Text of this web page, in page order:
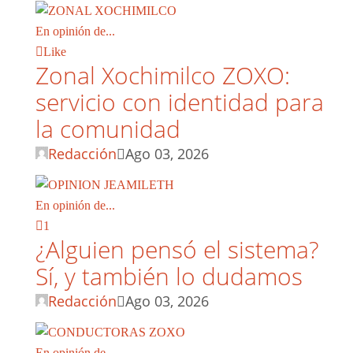
En opinión de...
Like
Zonal Xochimilco ZOXO:
servicio con identidad para
la comunidad
Redacción Ago 03, 2026
En opinión de...
1
¿Alguien pensó el sistema?
Sí, y también lo dudamos
Redacción Ago 03, 2026